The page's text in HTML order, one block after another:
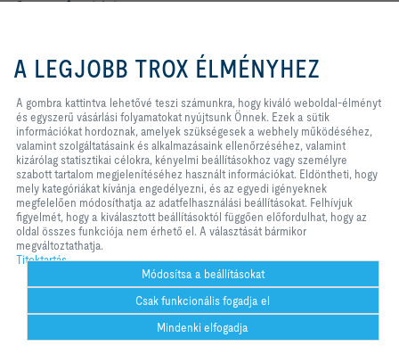
Szerviz forródrót
Kereskedelmi Képviselete
Telefon +36 1 212 1211
Kapcsolat
A TROX A KÖZÖSSÉGI MÉDIÁBAN
Kezdőlap Kapcsolat
Titoktartás
Jogi nyilatkozat 2026 © TROX AUSTRIA + CEE GmbH
számunkra, hogy kiváló weboldal-
élményt és egyszerű vásárlási
Ezek a sütik információkat
hordoznak, amelyek szükségesek
a webhely működéséhez, valamint
szolgáltatásaink és alkalmazásaink
ellenőrzéséhez, valamint kizárólag
statisztikai célokra, kényelmi
beállításokhoz vagy személyre
szabott tartalom megjelenítéséhez
használt információkat. Eldöntheti,
hogy mely kategóriákat kívánja
igényeknek megfelelően
módosíthatja az adatfelhasználási
beállításokat. Felhívjuk figyelmét,
hogy a kiválasztott beállításoktól
függően előfordulhat, hogy az oldal
összes funkciója nem érhető el. A
A LEGJOBB TROX ÉLMÉNYHEZ
A gombra kattintva lehetővé teszi számunkra, hogy kiváló weboldal-élményt
és egyszerű vásárlási folyamatokat nyújtsunk Önnek. Ezek a sütik
információkat hordoznak, amelyek szükségesek a webhely működéséhez,
valamint szolgáltatásaink és alkalmazásaink ellenőrzéséhez, valamint
kizárólag statisztikai célokra, kényelmi beállításokhoz vagy személyre
szabott tartalom megjelenítéséhez használt információkat. Eldöntheti, hogy
mely kategóriákat kívánja engedélyezni, és az egyedi igényeknek
megfelelően módosíthatja az adatfelhasználási beállításokat. Felhívjuk
figyelmét, hogy a kiválasztott beállításoktól függően előfordulhat, hogy az
oldal összes funkciója nem érhető el. A választását bármikor
megváltoztathatja.
Titoktartás
Módosítsa a beállításokat
Csak funkcionális fogadja el
Mindenki elfogadja